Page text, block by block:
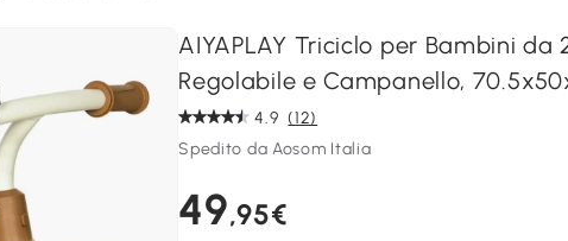
AIYAPLAY Triciclo per Bambini
Regolabile e Campanello,
4.9 (12)
Spedito da Aosom Italia
49,95€